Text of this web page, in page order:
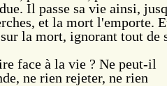
Il passe sa vie ainsi,
et la mort l'emporte.
la mort, ignorant tout de
face à la vie ? Ne peut-il
ne rien rejeter, ne rien